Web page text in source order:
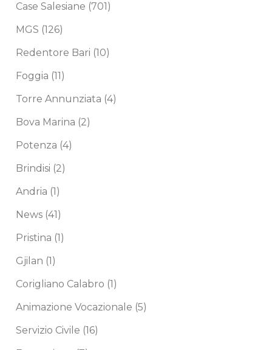
Case Salesiane (701)
MGS (126)
Redentore Bari (10)
Foggia (11)
Torre Annunziata (4)
Bova Marina (2)
Potenza (4)
Brindisi (2)
Andria (1)
News (41)
Pristina (1)
Gjilan (1)
Corigliano Calabro (1)
Animazione Vocazionale (5)
Servizio Civile (16)